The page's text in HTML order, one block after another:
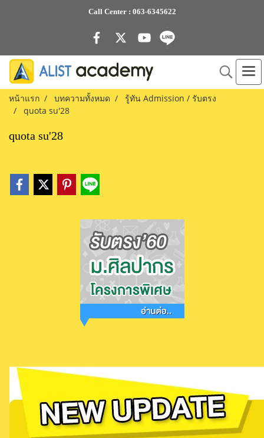
Call Center : 063-6345622
หน้าแรก บทความทั้งหมด
รู้ทัน Admission / รับตรง
quota su'28
quota su'28